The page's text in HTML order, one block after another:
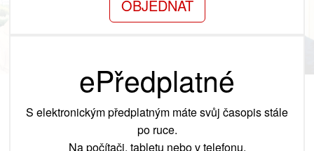
OBJEDNAT
ePředplatné
S elektronickým předplatným máte svůj časopis stále
po ruce.
Na počítači, tabletu nebo v telefonu.